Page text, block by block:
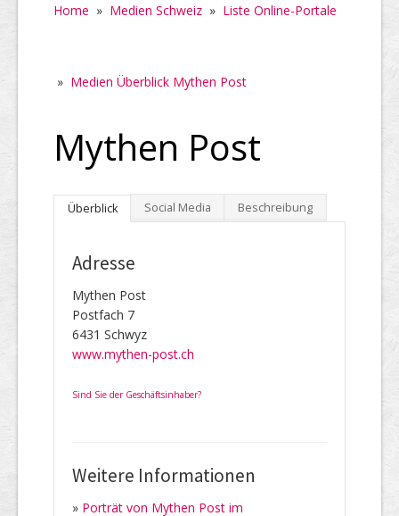
Home » Medien Schweiz » Liste Online-Portale
» Medien Überblick Mythen Post
Mythen Post
Überblick Social Media Beschreibung
Adresse
Mythen Post
Postfach 7
6431 Schwyz
www.mythen-post.ch
Sind Sie der Geschäftsinhaber?
Weitere Informationen
» Porträt von Mythen Post im